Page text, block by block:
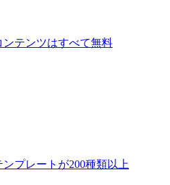
テンツはすべて無料
プレートが200種類以上